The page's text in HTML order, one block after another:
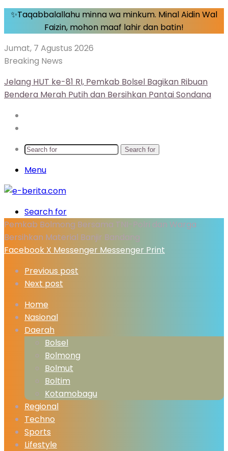
✨Taqabbalallahu minna wa minkum. Minal Aidin Wal
Faizin, mohon maaf lahir dan batin!
Jumat, 7 Agustus 2026
Breaking News
Jelang HUT ke-81 RI, Pemkab Bolsel Bagikan Ribuan
Bendera Merah Putih dan Bersihkan Pantai Sondana
Search for
Menu
Search for
Pemkab Bolmong Bersama TNI-Polri dan Warga
Bersihkan Material Banjir Bandang
Facebook X Messenger Messenger Print
Previous post
Next post
Home
Nasional
Daerah
Bolsel
Bolmong
Bolmut
Boltim
Kotamobagu
Regional
Techno
Sports
Lifestyle